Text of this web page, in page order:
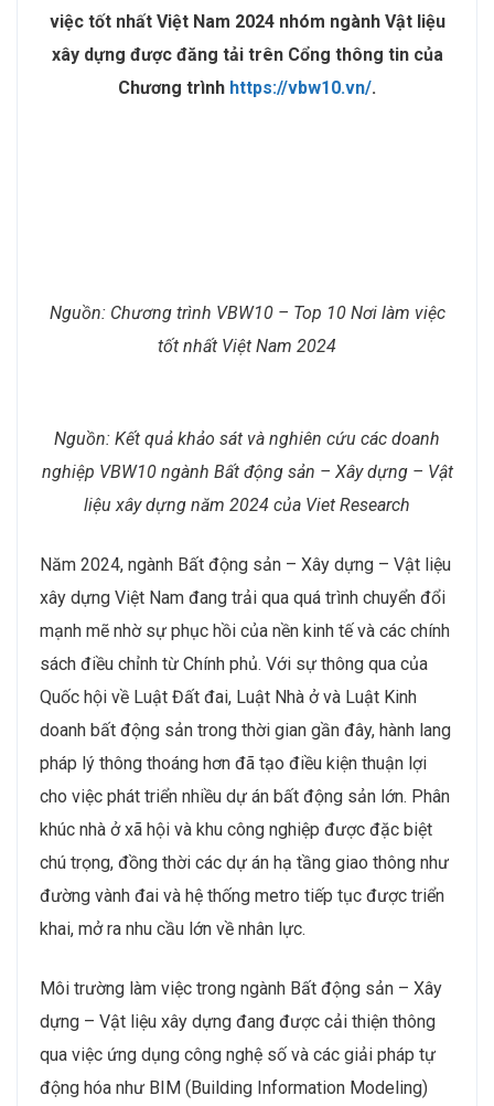
việc tốt nhất Việt Nam 2024 nhóm ngành Vật liệu
xây dựng được đăng tải trên Cổng thông tin của
Chương trình https://vbw10.vn/.